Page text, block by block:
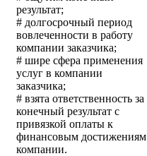
результат;
# долгосрочный период
вовлеченности в работу
компании заказчика;
# шире сфера применения
услуг в компании
заказчика;
# взята ответственность за
конечный результат с
привязкой оплаты к
финансовым достижениям
компании.